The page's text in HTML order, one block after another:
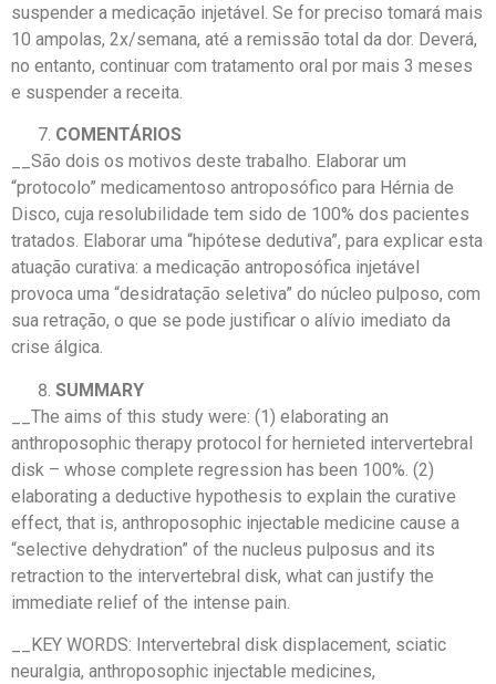
suspender a medicação injetável. Se for preciso tomará mais
10 ampolas, 2x/semana, até a remissão total da dor. Deverá,
no entanto, continuar com tratamento oral por mais 3 meses
e suspender a receita.
COMENTÁRIOS
__São dois os motivos deste trabalho. Elaborar um
“protocolo” medicamentoso antroposófico para Hérnia de
Disco, cuja resolubilidade tem sido de 100% dos pacientes
tratados. Elaborar uma “hipótese dedutiva”, para explicar esta
atuação curativa: a medicação antroposófica injetável
provoca uma “desidratação seletiva” do núcleo pulposo, com
sua retração, o que se pode justificar o alívio imediato da
crise álgica.
SUMMARY
__The aims of this study were: (1) elaborating an
anthroposophic therapy protocol for hernieted intervertebral
disk – whose complete regression has been 100%. (2)
elaborating a deductive hypothesis to explain the curative
effect, that is, anthroposophic injectable medicine cause a
“selective dehydration” of the nucleus pulposus and its
retraction to the intervertebral disk, what can justify the
immediate relief of the intense pain.
__KEY WORDS: Intervertebral disk displacement, sciatic
neuralgia, anthroposophic injectable medicines,